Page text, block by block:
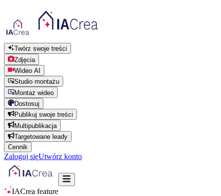
Twórz swoje treści
Zdjęcia
Wideo AI
Studio montażu
Montaż wideo
Dostosuj
Publikuj swoje treści
Multipublikacja
Targetowane leady
Cennik
Zaloguj sięUtwórz konto
IACrea feature